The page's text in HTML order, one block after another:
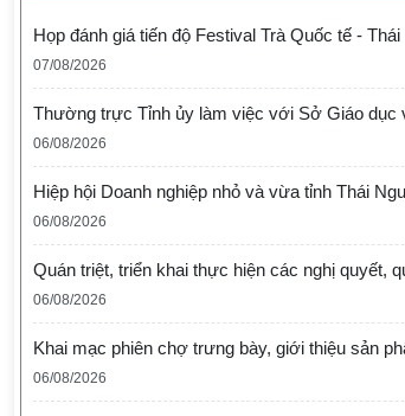
Họp đánh giá tiến độ Festival Trà Quốc tế -
07/08/2026
Thường trực Tỉnh ủy làm việc với Sở Giáo dục
06/08/2026
Hiệp hội Doanh nghiệp nhỏ và vừa tỉnh Thái
06/08/2026
Quán triệt, triển khai thực hiện các nghị quyết,
06/08/2026
Khai mạc phiên chợ trưng bày, giới thiệu sản
06/08/2026